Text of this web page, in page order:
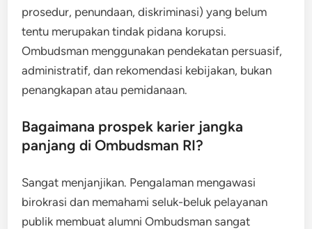
prosedur, penundaan, diskriminasi) yang belum
tentu merupakan tindak pidana korupsi.
Ombudsman menggunakan pendekatan persuasif,
administratif, dan rekomendasi kebijakan, bukan
penangkapan atau pemidanaan.
Bagaimana prospek karier jangka
panjang di Ombudsman RI?
Sangat menjanjikan. Pengalaman mengawasi
birokrasi dan memahami seluk-beluk pelayanan
publik membuat alumni Ombudsman sangat